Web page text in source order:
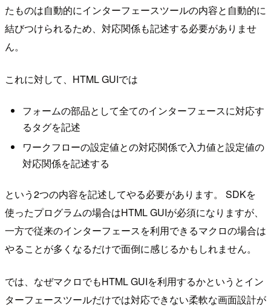
たものは自動的にインターフェースツールの内容と自動的に
結びつけられるため、対応関係も記述する必要がありませ
ん。
これに対して、HTML GUIでは
フォームの部品として全てのインターフェースに対応す
るタグを記述
ワークフローの設定値との対応関係で入力値と設定値の
対応関係を記述する
という2つの内容を記述してやる必要があります。 SDKを
使ったプログラムの場合はHTML GUIが必須になりますが、
一方で従来のインターフェースを利用できるマクロの場合は
やることが多くなるだけで面倒に感じるかもしれません。
では、なぜマクロでもHTML GUIを利用するかというとイン
ターフェースツールだけでは対応できない柔軟な画面設計が